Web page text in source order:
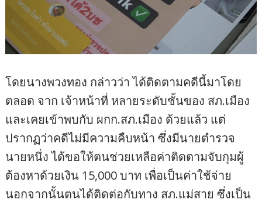
โดยนางพวงทอง กล่าวว่า ได้ติดตามคดีนี้มาโดย
ตลอด จาก เจ้าหน้าที่ หลายระดับชั้นของ สภ.เมือง
และเคยเข้าพบกับ ผกก.สภ.เมือง ด้วยแล้ว แต่
ปรากฏว่าคดีไม่มีความคืบหน้า ซึ่งมีนายตำรวจ
นายหนึ่ง ได้ขอให้ตนช่วยเหลือค่าติดตามจับกุมผู้
ต้องหาด้วยเงิน 15,000 บาท เพื่อเป็นค่าใช้จ่าย
นอกจากนั้นตนได้ติดต่อกับทาง สภ.แม่สาย ซึ่งเป็น